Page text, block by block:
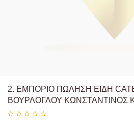
2. ΕΜΠΟΡΙΟ ΠΩΛΗΣΗ ΕΙΔΗ
ΒΟΥΡΛΟΓΛΟΥ ΚΩΝΣΤΑΝΤΙΝΟΣ